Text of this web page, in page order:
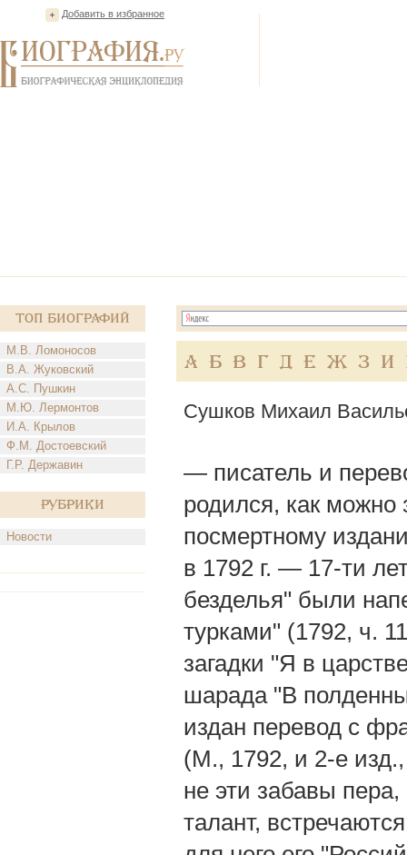
Добавить в избранное
Топ Биографий
М.В. Ломоносов
В.А. Жуковский
А.С. Пушкин
М.Ю. Лермонтов
И.А. Крылов
Ф.М. Достоевский
Г.Р. Державин
Рубрики
Новости
А Б В Г Д Е Ж З И
Сушков Михаил
— писатель и
родился, как можно
посмертному
в 1792 г. — 17-ти
безделья" были
турками" (1792, ч.
загадки "Я в
шарада "В
издан перевод с
(М., 1792, и 2-е
не эти забавы
талант,